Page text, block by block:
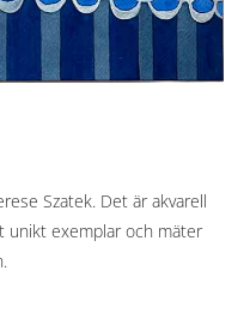
Szatek. Det är akvarell
unikt exemplar och mäter